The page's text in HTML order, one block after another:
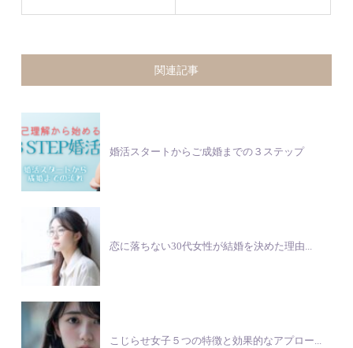
関連記事
婚活スタートからご成婚までの３ステップ
恋に落ちない30代女性が結婚を決めた理由...
こじらせ女子５つの特徴と効果的なアプロー...